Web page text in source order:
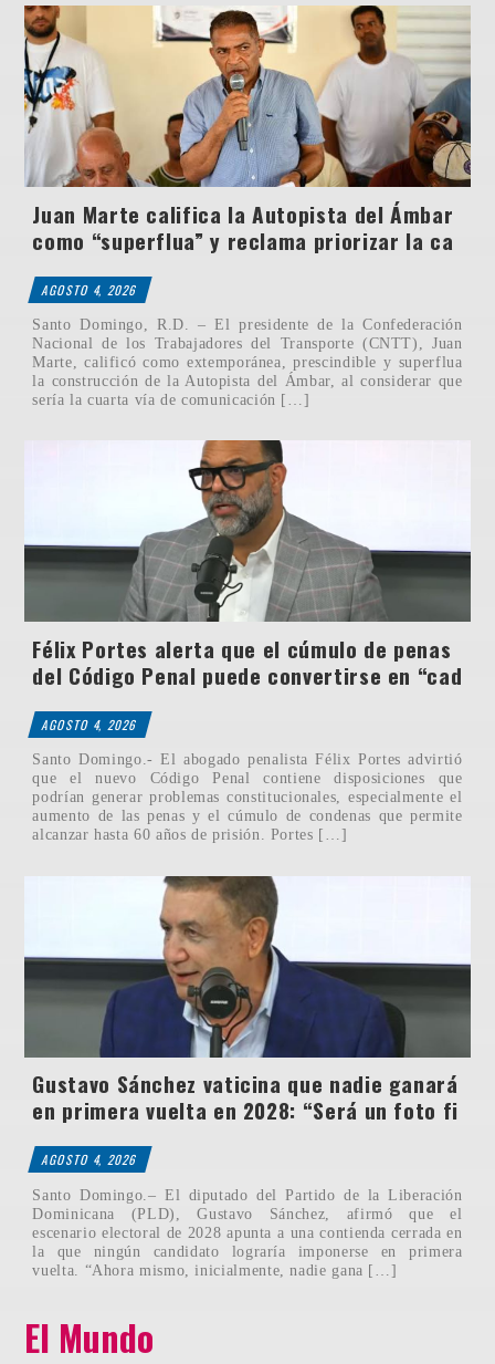
Juan Marte califica la Autopista del Ámbar
como “superflua” y reclama priorizar la ca
AGOSTO 4, 2026
Santo Domingo, R.D. – El presidente de la Confederación
Nacional de los Trabajadores del Transporte (CNTT), Juan
Marte, calificó como extemporánea, prescindible y superflua
la construcción de la Autopista del Ámbar, al considerar que
sería la cuarta vía de comunicación […]
Félix Portes alerta que el cúmulo de penas
del Código Penal puede convertirse en “cad
AGOSTO 4, 2026
Santo Domingo.- El abogado penalista Félix Portes advirtió
que el nuevo Código Penal contiene disposiciones que
podrían generar problemas constitucionales, especialmente el
aumento de las penas y el cúmulo de condenas que permite
alcanzar hasta 60 años de prisión. Portes […]
Gustavo Sánchez vaticina que nadie ganará
en primera vuelta en 2028: “Será un foto fi
AGOSTO 4, 2026
Santo Domingo.– El diputado del Partido de la Liberación
Dominicana (PLD), Gustavo Sánchez, afirmó que el
escenario electoral de 2028 apunta a una contienda cerrada en
la que ningún candidato lograría imponerse en primera
vuelta. “Ahora mismo, inicialmente, nadie gana […]
El Mundo